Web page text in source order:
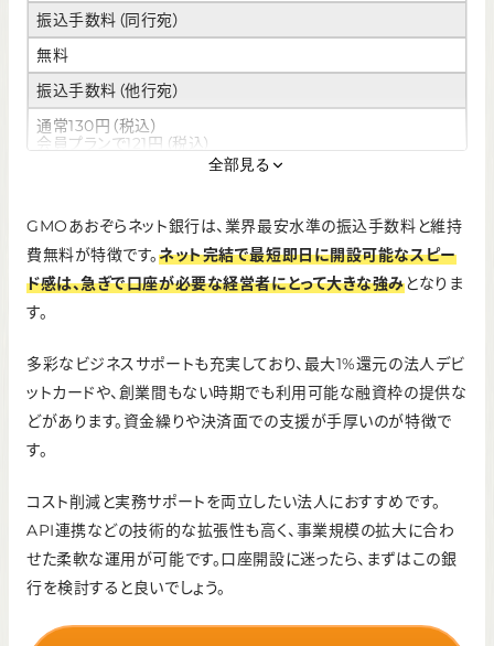
振込手数料（同行宛）
無料
振込手数料（他行宛）
通常130円（税込）
会員プランで121円（税込）
インターネットバンキング手数料
無料
初期費用（口座開設時）
無料
全部見る
GMOあおぞらネット銀行は、業界最安水準の振込手数料と維持
費無料が特徴です。ネット完結で最短即日に開設可能なスピー
ド感は、急ぎで口座が必要な経営者にとって大きな強みとなりま
す。
多彩なビジネスサポートも充実しており、最大1%還元の法人デビ
ットカードや、創業間もない時期でも利用可能な融資枠の提供な
どがあります。資金繰りや決済面での支援が手厚いのが特徴で
す。
コスト削減と実務サポートを両立したい法人におすすめです。
API連携などの技術的な拡張性も高く、事業規模の拡大に合わ
せた柔軟な運用が可能です。口座開設に迷ったら、まずはこの銀
行を検討すると良いでしょう。